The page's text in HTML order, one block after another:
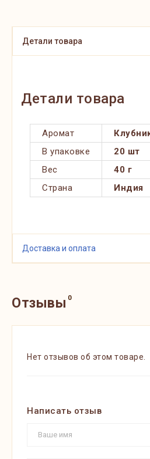
Детали товара
Детали товара
Аромат
В упаковке
20 шт
Вес
40 г
Страна
Индия
Доставка и оплата
Отзывы 0
Нет отзывов об этом товаре.
Написать отзыв